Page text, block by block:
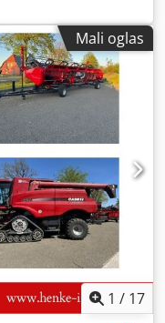
Mali oglas
1 / 17